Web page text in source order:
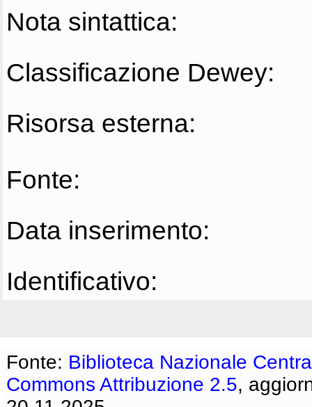
Nota sintattica:
Classificazione Dewey:
Risorsa esterna:
Fonte:
Data inserimento:
Identificativo:
Fonte: Biblioteca Nazionale
Commons Attribuzione 2.5,